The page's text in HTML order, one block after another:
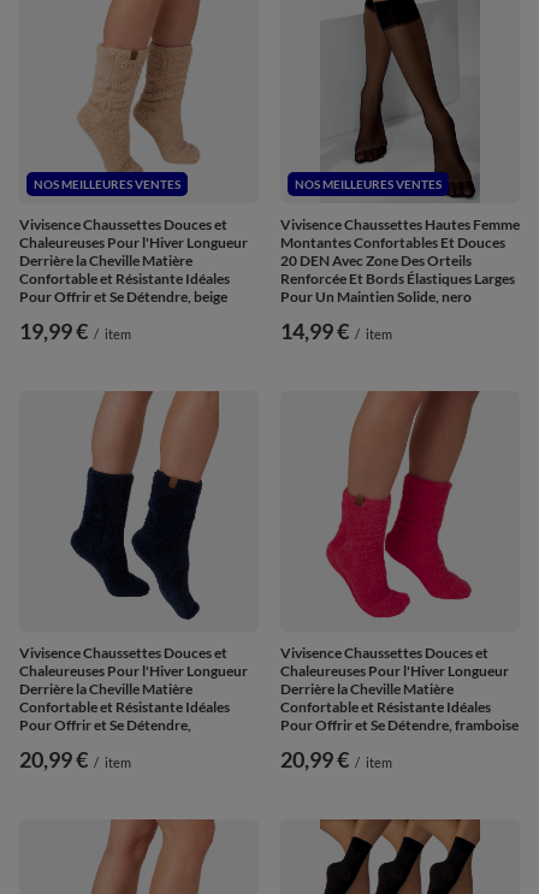
NOS MEILLEURES VENTES
Vivisence Chaussettes Douces et
Chaleureuses Pour l'Hiver Longueur
Derrière la Cheville Matière
Confortable et Résistante Idéales
Pour Offrir et Se Détendre, beige
19,99 € / item
NOS MEILLEURES VENTES
Vivisence Chaussettes Hautes Femme
Montantes Confortables Et Douces
20 DEN Avec Zone Des Orteils
Renforcée Et Bords Élastiques Larges
Pour Un Maintien Solide, nero
14,99 € / item
Vivisence Chaussettes Douces et
Chaleureuses Pour l'Hiver Longueur
Derrière la Cheville Matière
Confortable et Résistante Idéales
Pour Offrir et Se Détendre,
20,99 € / item
Vivisence Chaussettes Douces et
Chaleureuses Pour l'Hiver Longueur
Derrière la Cheville Matière
Confortable et Résistante Idéales
Pour Offrir et Se Détendre, framboise
20,99 € / item